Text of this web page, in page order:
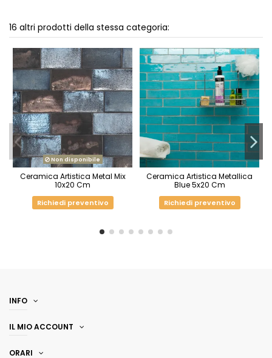
16 altri prodotti della stessa categoria:
Non disponibile
Ceramica Artistica Metal Mix
10x20 Cm
Richiedi preventivo
Ceramica Artistica Metallica
Blue 5x20 Cm
Richiedi preventivo
INFO
IL MIO ACCOUNT
ORARI